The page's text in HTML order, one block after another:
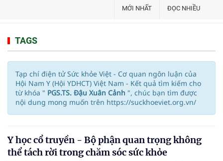
MỚI NHẤT ĐỌC NHIỀU
TAGS
Tạp chí điện tử Sức khỏe Việt - Cơ quan ngôn luận của
Hội Nam Y (Hội YDHCT) Việt Nam - Kết quả tìm kiếm cho
từ khóa " PGS.TS. Đậu Xuân Cảnh ", chúc bạn tìm được
nội dung mong muốn trên https://suckhoeviet.org.vn/
Y học cổ truyền - Bộ phận quan trọng không
thể tách rời trong chăm sóc sức khỏe